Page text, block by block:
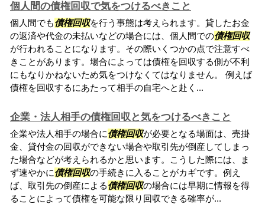
個人間の債権回収で気をつけるべきこと
個人間でも債権回収を行う事態は考えられます。貸したお金
の返済や代金の未払いなどの場合には、個人間での債権回収
が行われることになります。その際いくつかの点で注意すべ
きことがあります。場合によっては債権を回収する側が不利
にもなりかねないため気をつけなくてはなりません。 例えば
債権を回収するにあたって相手の自宅へと赴く...
企業・法人相手の債権回収と気をつけるべきこと
企業や法人相手の場合に債権回収が必要となる場面は、売掛
金、貸付金の回収ができない場合や取引先が倒産してしまっ
た場合などが考えられるかと思います。こうした際には、ま
ず速やかに債権回収の手続きに入ることがカギです。例え
ば、取引先の倒産による債権回収の場合には早期に情報を得
ることによって債権を可能な限り回収できる確率が...